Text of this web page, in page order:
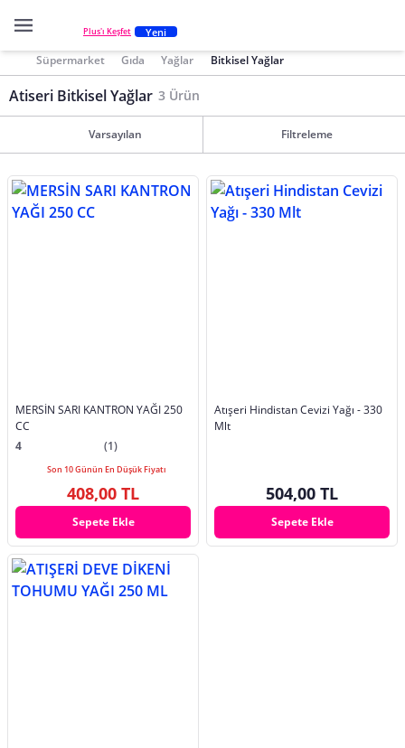
Plus'ı Keşfet Yeni
Süpermarket Gıda Yağlar Bitkisel Yağlar
Atiseri Bitkisel Yağlar 3 Ürün
Varsayılan Filtreleme
MERSİN SARI KANTRON YAĞI 250
CC
4
(1)
Son 10 Günün En Düşük Fiyatı
408,00 TL
Sepete Ekle
Atışeri Hindistan Cevizi Yağı - 330
Mlt
504,00 TL
Sepete Ekle